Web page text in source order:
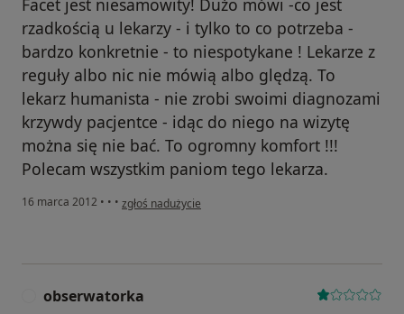
Facet jest niesamowity! Dużo mówi -co jest
rzadkością u lekarzy - i tylko to co potrzeba -
bardzo konkretnie - to niespotykane ! Lekarze z
reguły albo nic nie mówią albo ględzą. To
lekarz humanista - nie zrobi swoimi diagnozami
krzywdy pacjentce - idąc do niego na wizytę
można się nie bać. To ogromny komfort !!!
Polecam wszystkim paniom tego lekarza.
16 marca 2012 • • • w opinii użytkownika Konto zostało usunięte
zgłoś nadużycie
obserwatorka